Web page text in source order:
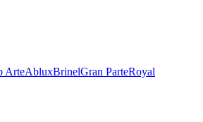
ArteAbluxBrinelGran ParteRoyal